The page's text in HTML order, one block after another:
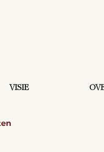
VISIE